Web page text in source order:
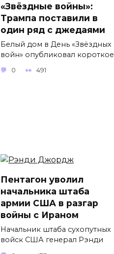
«Звёздные войны»:
Трампа поставили в
один ряд с джедаями
Белый дом в День «Звёздных
войн» опубликовал короткое
0 491
Пентагон уволил
начальника штаба
армии США в разгар
войны с Ираном
Начальник штаба сухопутных
войск США генерал Рэнди